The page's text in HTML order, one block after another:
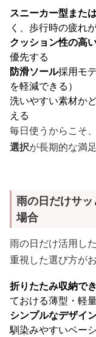
スニーカー型また
く、歩行時の疲れ
クッション性の高
優先する
防滑ソール採用モ
を軽減できる）
洗いやすい素材か
える
毎日使うからこそ、
選択が長期的な満
雨の日だけサ
場合
雨の日だけ活用し
重視した選び方が
折りたたみ収納で
ておける薄型・軽
シンプルなデザイ
馴染みやすいベー